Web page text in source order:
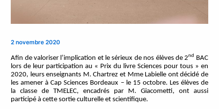
2 novembre 2020
Afin de valoriser l’implication et le sérieux de nos élèves de 2nd BAC
lors de leur participation au « Prix du livre Sciences pour tous » en
2020, leurs enseignants M. Chartrez et Mme Labielle ont décidé de
les amener à Cap Sciences Bordeaux – le 15 octobre. Les élèves de
la classe de TMELEC, encadrés par M. Giacometti, ont aussi
participé à cette sortie culturelle et scientifique.